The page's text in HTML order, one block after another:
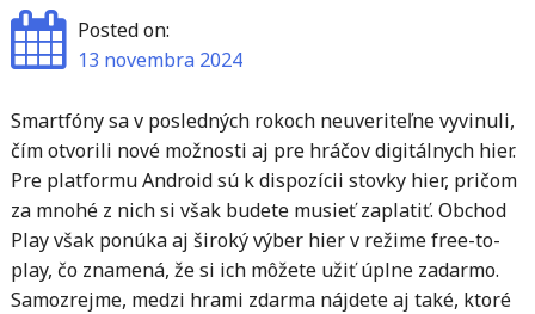
Posted on:
13 novembra 2024
Smartfóny sa v posledných rokoch neuveriteľne vyvinuli,
čím otvorili nové možnosti aj pre hráčov digitálnych hier.
Pre platformu Android sú k dispozícii stovky hier, pričom
za mnohé z nich si však budete musieť zaplatiť. Obchod
Play však ponúka aj široký výber hier v režime free-to-
play, čo znamená, že si ich môžete užiť úplne zadarmo.
Samozrejme, medzi hrami zdarma nájdete aj také, ktoré